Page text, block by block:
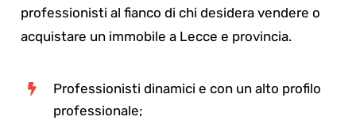
professionisti al fianco di chi desidera vendere o
acquistare un immobile a Lecce e provincia.
Professionisti dinamici e con un alto profilo
professionale;